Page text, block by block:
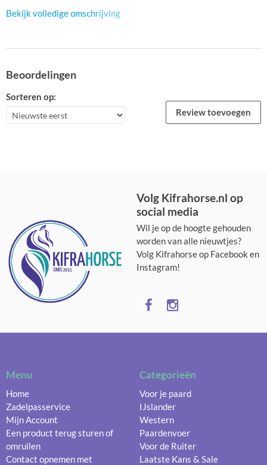
Bekijk volledige omschrijving
Beoordelingen
Sorteren op:
Review toevoegen
Volg Kifrahorse.nl op
social media
Wil je op de hoogte gehouden
worden van alle nieuwtjes?
Volg Kifrahorse op Facebook en
Instagram!
Categorieën
Voor je paard
IJslander
Western
Paardenvoer
Voor de Ruiter
Laatste Kans & Sale
Menu
Home
Zadelpasservice
Mijn Account
Een product terug sturen of
omruilen
Contact opnemen met